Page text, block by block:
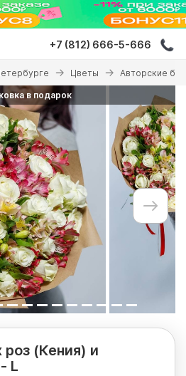
+7 (812) 666-5-666
Цветы Авторские
в подарок
роз (Кения) и
L